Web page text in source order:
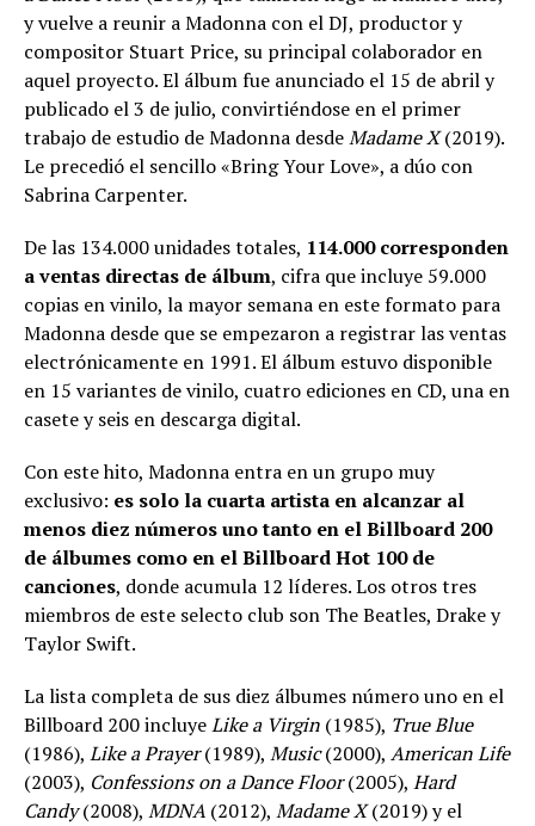
y vuelve a reunir a Madonna con el DJ, productor y
compositor Stuart Price, su principal colaborador en
aquel proyecto. El álbum fue anunciado el 15 de abril y
publicado el 3 de julio, convirtiéndose en el primer
trabajo de estudio de Madonna desdeMadame X(2019).
Le precedió el sencillo «Bring Your Love», a dúo con
Sabrina Carpenter.
De las 134.000 unidades totales, 114.000 corresponden
a ventas directas de álbum, cifra que incluye 59.000
copias en vinilo, la mayor semana en este formato para
Madonna desde que se empezaron a registrar las ventas
electrónicamente en 1991. El álbum estuvo disponible
en 15 variantes de vinilo, cuatro ediciones en CD, una en
casete y seis en descarga digital.
Con este hito, Madonna entra en un grupo muy
exclusivo: es solo la cuarta artista en alcanzar al
menos diez números uno tanto en el Billboard 200
de álbumes como en el Billboard Hot 100 de
canciones, donde acumula 12 líderes. Los otros tres
miembros de este selecto club son The Beatles, Drake y
Taylor Swift.
La lista completa de sus diez álbumes número uno en el
Billboard 200 incluyeLike a Virgin (1985), True Blue
(1986), Like a Prayer(1989), Music(2000), American Life
(2003), Confessions on a Dance Floor(2005), Hard
Candy(2008), MDNA (2012), Madame X(2019) y el